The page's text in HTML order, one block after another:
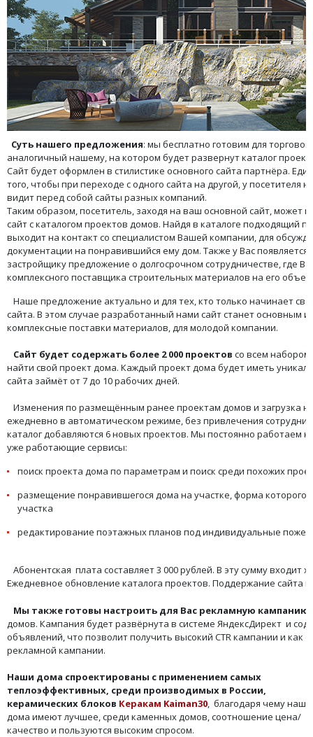
Суть нашего предложения: мы бесплатно готовим для
аналогичный нашему, на котором будет развернут каталог
Сайт будет оформлен в стилистике основного сайта партнёра.
того, чтобы при переходе с одного сайта на другой, у посетителя
видит перед собой сайты разных компаний.
Таким образом, посетитель, заходя на ваш основной сайт, может
сайт с каталогом проектов домов. Найдя в каталоге подходящий
выходит на контакт со специалистом Вашей компании, для
документации на понравившийся ему дом. Также у Вас появляется
застройщику предложение о долгосрочном сотрудничестве, где
комплексного поставщика строительных материалов на его
Наше предложение актуально и для тех, кто только начинает
сайта. В этом случае разработанный нами сайт станет основным
комплексные поставки материалов, для молодой компании.
Сайт будет содержать более 2 000 проектов со всем
найти свой проект дома. Каждый проект дома будет иметь
сайта займёт от 7 до 10 рабочих дней.
Изменения по размещённым ранее проектам домов и загрузка
ежедневно в автоматическом режиме, без привлечения
каталог добавляются 6 новых проектов. Мы постоянно работаем
уже работающие сервисы:
поиск проекта дома по параметрам и поиск среди похожих
размещение понравившегося дома на участке, форма которого
участка
редактирование поэтажных планов под индивидуальные
Абонентская плата составляет 3 000 рублей. В эту сумму входит
Ежедневное обновление каталога проектов. Поддержание сайта в
Мы также готовы настроить для Вас рекламную кампанию
домов. Кампания будет развёрнута в системе ЯндексДирект и
объявлений, что позволит получить высокий CTR кампании и как
рекламной кампании.
Наши дома спроектированы с применением самых
теплоэффективных, среди производимых в России,
керамических блоков Керакам Kaiman30, благодаря чему наши
дома имеют лучшее, среди каменных домов, соотношение цена/
качество и пользуются высоким спросом.